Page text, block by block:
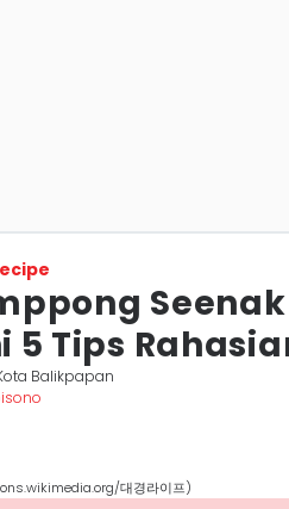
5 Tips
Balikpapan
대경라이프)